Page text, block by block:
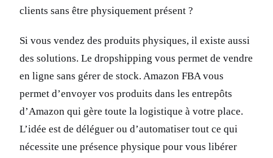
clients sans être physiquement présent ?
Si vous vendez des produits physiques, il existe aussi
des solutions. Le dropshipping vous permet de vendre
en ligne sans gérer de stock. Amazon FBA vous
permet d’envoyer vos produits dans les entrepôts
d’Amazon qui gère toute la logistique à votre place.
L’idée est de déléguer ou d’automatiser tout ce qui
nécessite une présence physique pour vous libérer